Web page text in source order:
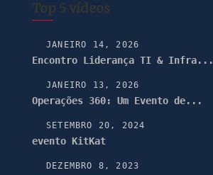
Top 5 vídeos
JANEIRO 14, 2026
Encontro Liderança TI & Infra...
JANEIRO 13, 2026
Operações 360: Um Evento de...
SETEMBRO 20, 2024
evento KitKat
DEZEMBRO 8, 2023